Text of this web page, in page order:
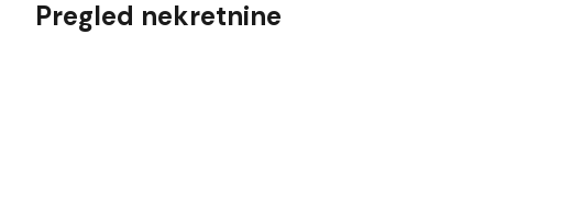
Pregled nekretnine